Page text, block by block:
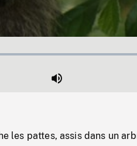
Mute
les pattes, assis dans un